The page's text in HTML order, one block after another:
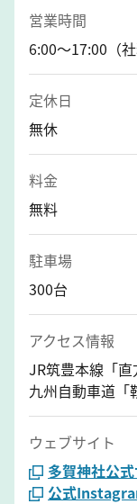
営業時間
6:00〜17:00（
定休日
無休
料金
無料
駐車場
300台
アクセス情報
JR筑豊本線「
九州自動車道「
ウェブサイト
多賀神社公
公式